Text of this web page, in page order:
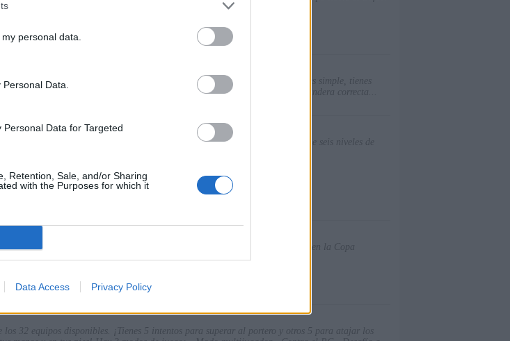
personal data.
Data.
Data for Targeted
Retention, Sale, and/or Sharing
with the Purposes for which it
Data Access Privacy Policy
voleas.
de memoria de fútbol más popular ha llegado a tu dispositivo. El concepto es simple, tienes
correcta. Puedes hacer lo contrario, hacer coincidir la camiseta con la bandera correcta...
inteligente y rápido.
favorito e intenta marcar los tiros libres directos a puerta! El juego contiene seis niveles de
equipos de fútbol del mundo están compitiendo para obtener el primer lugar en la Copa
equipo y hacerlo?
los 32 equipos disponibles. ¡Tienes 5 intentos para superar al portero y otros 5 para atajar los